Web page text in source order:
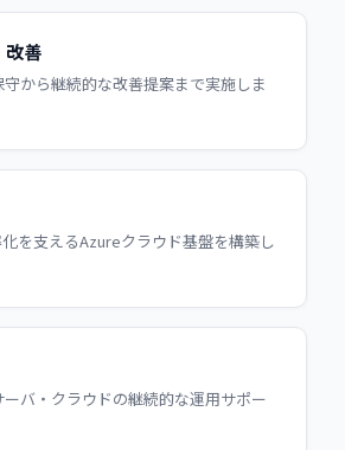
改善
から継続的な改善提案まで実施しま
を支えるAzureクラウド基盤を構築し
バ・クラウドの継続的な運用サポー